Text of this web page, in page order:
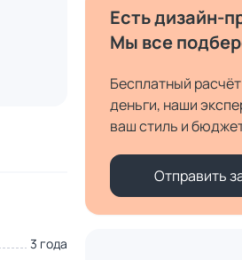
3 года
Есть дизайн-
Мы все
Бесплатный
деньги, наши
ваш стиль и
Отправить